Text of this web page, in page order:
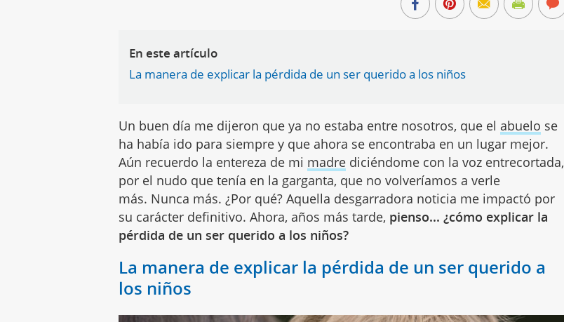
En este artículo
La manera de explicar la pérdida de un ser querido a los niños
Un buen día me dijeron que ya no estaba entre nosotros, que el abuelo se
ha había ido para siempre y que ahora se encontraba en un lugar mejor.
Aún recuerdo la entereza de mi madre diciéndome con la voz entrecortada,
por el nudo que tenía en la garganta, que no volveríamos a verle
más. Nunca más. ¿Por qué? Aquella desgarradora noticia me impactó por
su carácter definitivo. Ahora, años más tarde, pienso... ¿cómo explicar la
pérdida de un ser querido a los niños?
La manera de explicar la pérdida de un ser querido a
los niños